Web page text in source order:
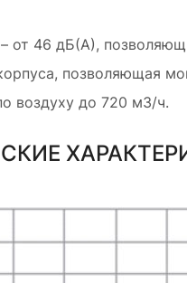
от 46 дБ(А),
позволяющая
воздуху до 720 м3/ч.